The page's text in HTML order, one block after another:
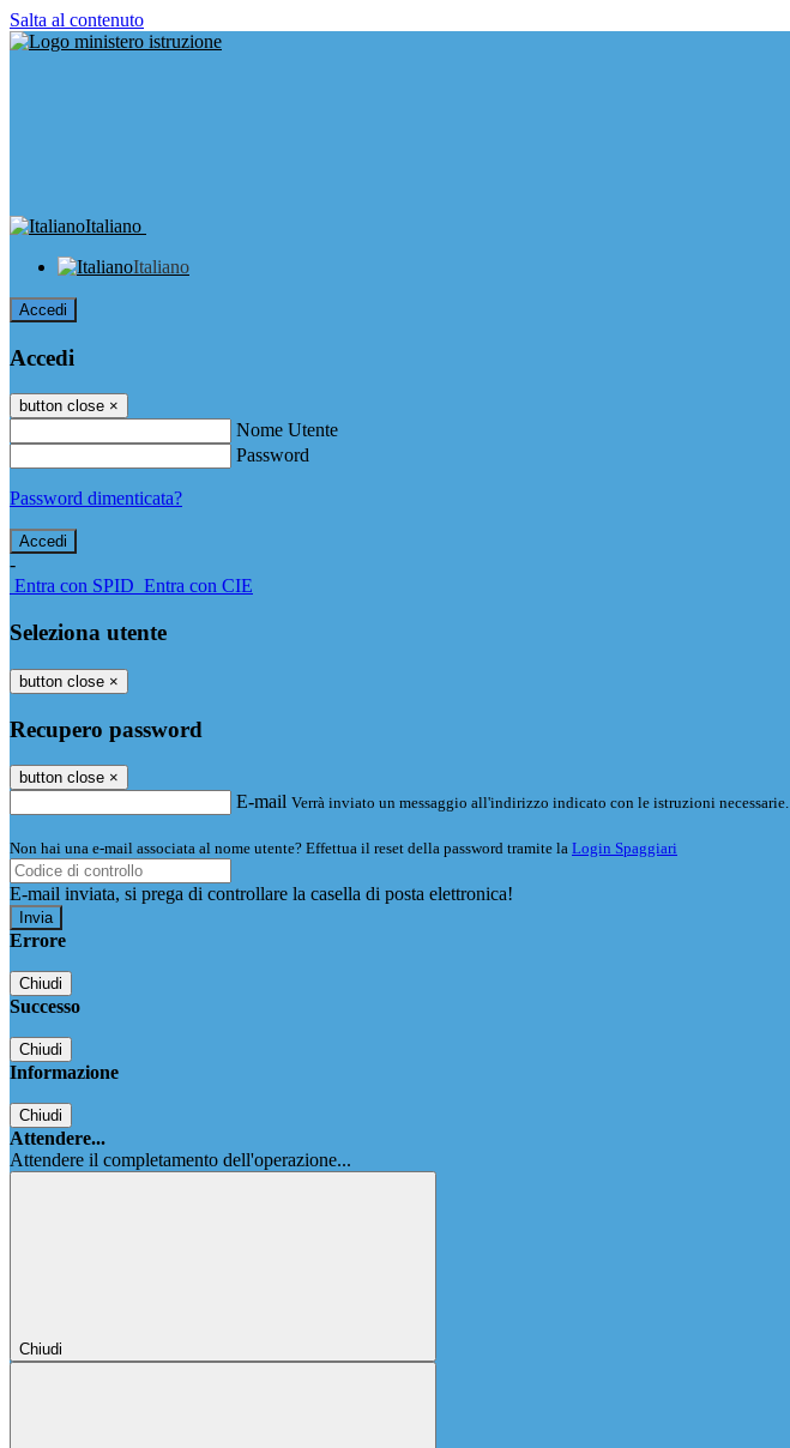
Salta al contenuto
Italiano
Italiano
Accedi
Accedi
button close ×
Nome Utente
Password
Password dimenticata?
-
Entra con SPID Entra con CIE
Seleziona utente
button close ×
Recupero password
button close ×
E-mail Verrà inviato un messaggio all'indirizzo indicato con le istruzioni necessarie.
Non hai una e-mail associata al nome utente? Effettua il reset della password tramite la Login Spaggiari
E-mail inviata, si prega di controllare la casella di posta elettronica!
Errore
Chiudi
Successo
Chiudi
Informazione
Chiudi
Attendere...
Attendere il completamento dell'operazione...
Chiudi